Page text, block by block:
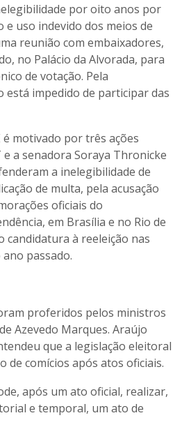
por oito anos por
uso indevido dos meios de
reunião com embaixadores,
no Palácio da Alvorada, para
de votação. Pela
está impedido de participar das
motivado por três ações
a senadora Soraya Thronicke
a inelegibilidade de
de multa, pela acusação
oficiais do
em Brasília e no Rio de
candidatura à reeleição nas
passado.
proferidos pelos ministros
Azevedo Marques. Araújo
que a legislação eleitoral
de comícios após atos oficiais.
após um ato oficial, realizar,
e temporal, um ato de